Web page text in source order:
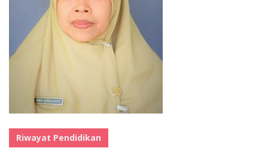
Riwayat Pendidikan